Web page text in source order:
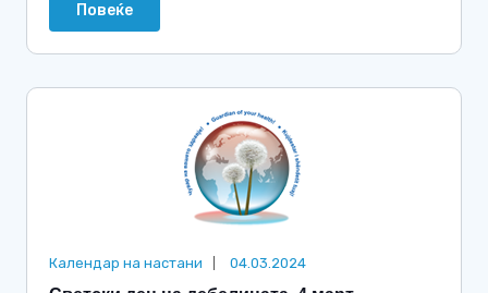
Повеќе
Календар на настани 04.03.2024